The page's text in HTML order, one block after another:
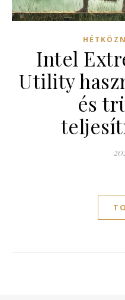
Intel
Utility
és